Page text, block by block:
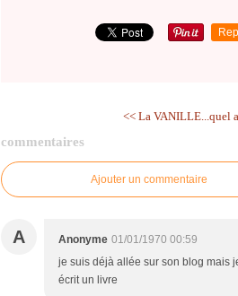
<< La VANILLE...quel
commentaires
Ajouter un commentaire
A Anonyme 01/01/1970 00:59
je suis déjà allée sur son blog mais
écrit un livre